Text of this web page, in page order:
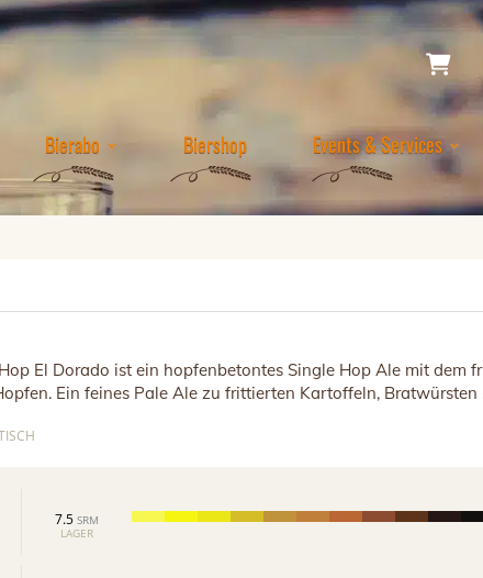
Bierabo Biershop Events & Services
El Dorado ist ein hopfenbetontes Single Hop Ale mit dem
Ein feines Pale Ale zu frittierten Kartoffeln,
7.5 SRM
LAGER